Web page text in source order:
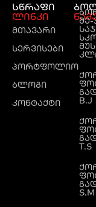
სწრაფი
ლინკი
მთავარი
სერვისები
პორტფოლიო
ბლოგი
კონტაქტი
მე-
B.J
T.S
S.M